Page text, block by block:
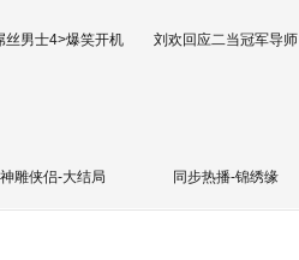
丝男士4>爆笑开机 刘欢回应二当冠军导师
神雕侠侣-大结局 同步热播-锦绣缘